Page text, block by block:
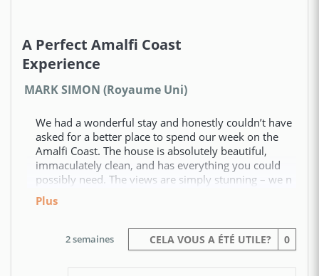
A Perfect Amalfi Coast
Experience
MARK SIMON (Royaume Uni)
We had a wonderful stay and honestly couldn’t have
asked for a better place to spend our week on the
Amalfi Coast. The house is absolutely beautiful,
immaculately clean, and has everything you could
possibly need. The views are simply stunning – we n
plus
CELA VOUS A ÉTÉ UTILE? 0
2 semaines